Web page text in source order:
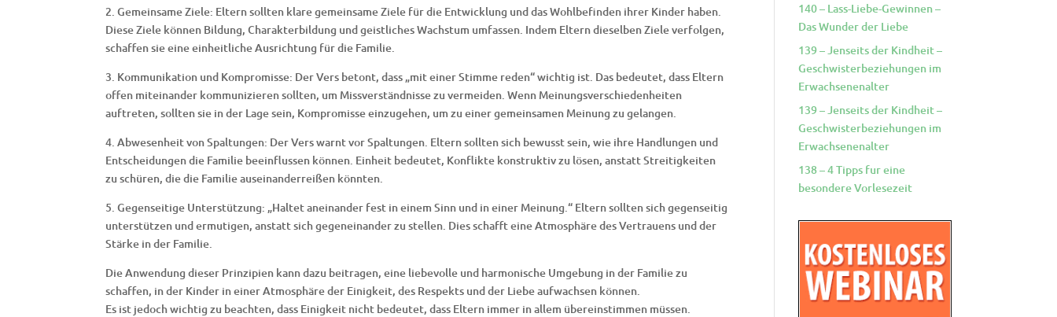
2. Gemeinsame Ziele: Eltern sollten klare gemeinsame Ziele für die Entwicklung und das Wohlbefinden ihrer Kinder haben.
Diese Ziele können Bildung, Charakterbildung und geistliches Wachstum umfassen. Indem Eltern dieselben Ziele verfolgen,
schaffen sie eine einheitliche Ausrichtung für die Familie.
3. Kommunikation und Kompromisse: Der Vers betont, dass „mit einer Stimme reden“ wichtig ist. Das bedeutet, dass Eltern
offen miteinander kommunizieren sollten, um Missverständnisse zu vermeiden. Wenn Meinungsverschiedenheiten
auftreten, sollten sie in der Lage sein, Kompromisse einzugehen, um zu einer gemeinsamen Meinung zu gelangen.
4. Abwesenheit von Spaltungen: Der Vers warnt vor Spaltungen. Eltern sollten sich bewusst sein, wie ihre Handlungen und
Entscheidungen die Familie beeinflussen können. Einheit bedeutet, Konflikte konstruktiv zu lösen, anstatt Streitigkeiten
zu schüren, die die Familie auseinanderreißen könnten.
5. Gegenseitige Unterstützung: „Haltet aneinander fest in einem Sinn und in einer Meinung.“ Eltern sollten sich gegenseitig
unterstützen und ermutigen, anstatt sich gegeneinander zu stellen. Dies schafft eine Atmosphäre des Vertrauens und der
Stärke in der Familie.
Die Anwendung dieser Prinzipien kann dazu beitragen, eine liebevolle und harmonische Umgebung in der Familie zu
schaffen, in der Kinder in einer Atmosphäre der Einigkeit, des Respekts und der Liebe aufwachsen können.
Es ist jedoch wichtig zu beachten, dass Einigkeit nicht bedeutet, dass Eltern immer in allem übereinstimmen müssen.
140 – Lass-Liebe-Gewinnen –
Das Wunder der Liebe
139 – Jenseits der Kindheit –
Geschwisterbeziehungen im
Erwachsenenalter
139 – Jenseits der Kindheit –
Geschwisterbeziehungen im
Erwachsenenalter
138 – 4 Tipps fur eine
besondere Vorlesezeit